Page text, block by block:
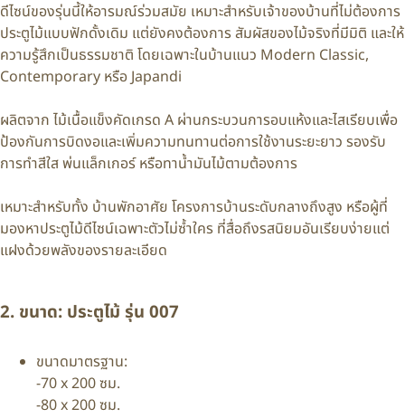
ดีไซน์ของรุ่นนี้ให้อารมณ์ร่วมสมัย เหมาะสำหรับเจ้าของบ้านที่ไม่ต้องการ
ประตูไม้แบบฟักดั้งเดิม แต่ยังคงต้องการ สัมผัสของไม้จริงที่มีมิติ และให้
ความรู้สึกเป็นธรรมชาติ โดยเฉพาะในบ้านแนว Modern Classic,
Contemporary หรือ Japandi
ผลิตจาก ไม้เนื้อแข็งคัดเกรด A ผ่านกระบวนการอบแห้งและไสเรียบเพื่อ
ป้องกันการบิดงอและเพิ่มความทนทานต่อการใช้งานระยะยาว รองรับ
การทำสีใส พ่นแล็กเกอร์ หรือทาน้ำมันไม้ตามต้องการ
เหมาะสำหรับทั้ง บ้านพักอาศัย โครงการบ้านระดับกลางถึงสูง หรือผู้ที่
มองหาประตูไม้ดีไซน์เฉพาะตัวไม่ซ้ำใคร ที่สื่อถึงรสนิยมอันเรียบง่ายแต่
แฝงด้วยพลังของรายละเอียด
2. ขนาด: ประตูไม้ รุ่น 007
ขนาดมาตรฐาน:
-70 x 200 ซม.
-80 x 200 ซม.